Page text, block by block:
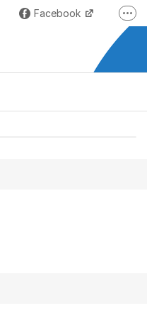
Facebook